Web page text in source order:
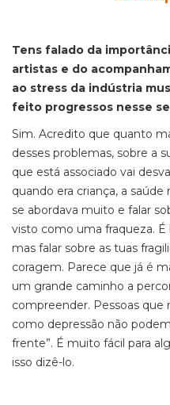
Tens falado da
artistas e do
ao stress da indústria
feito progressos nesse
Sim. Acredito que quanto
desses problemas, sobre a
que está associado vai
quando era criança, a
se abordava muito e falar
visto como uma fraqueza.
mas falar sobre as tuas
coragem. Parece que já é
um grande caminho a
compreender. Pessoas
como depressão não
frente”. É muito fácil para
isso dizê-lo.